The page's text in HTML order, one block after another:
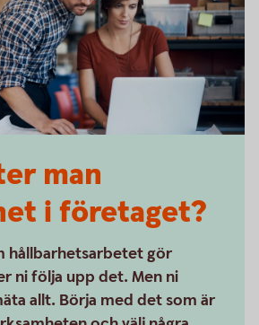
man
i företaget?
hållbarhetsarbetet gör
ni följa upp det. Men ni
allt. Börja med det som är